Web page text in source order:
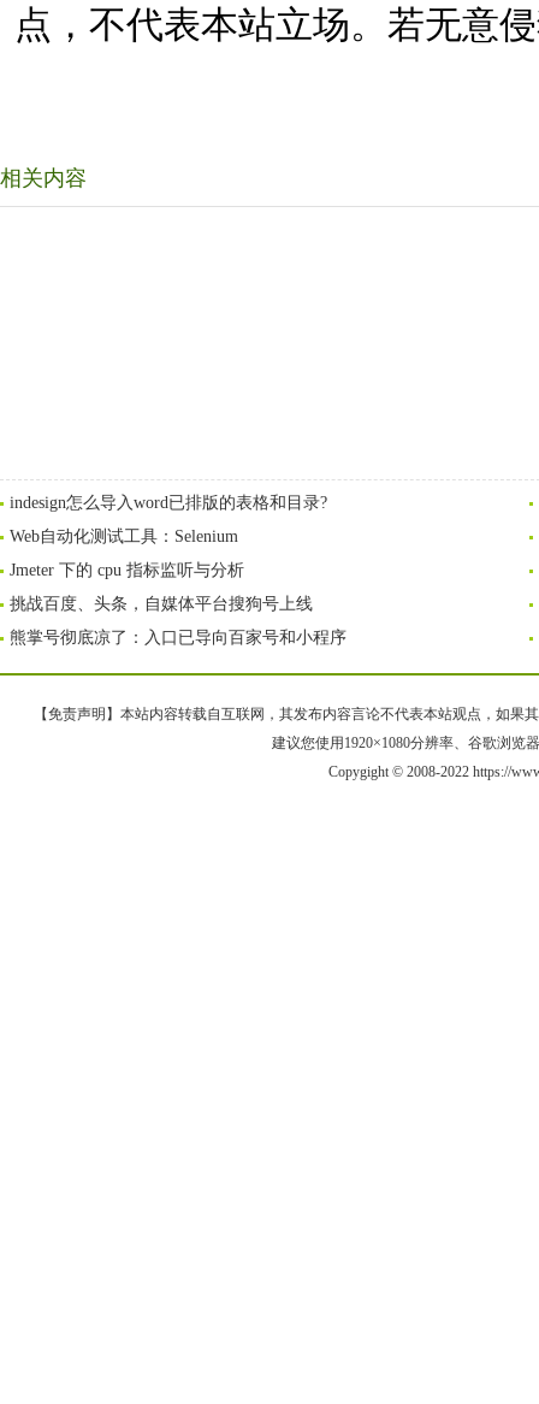
点，不代表本站立场。若无意
相关内容
indesign怎么导入word已排版的表格和目录?
Web自动化测试工具：Selenium
Jmeter 下的 cpu 指标监听与分析
挑战百度、头条，自媒体平台搜狗号上线
熊掌号彻底凉了：入口已导向百家号和小程序
【免责声明】本站内容转载自互联网，其发布内容言论不代表本站观点，如果
建议您使用1920×1080分辨率、谷歌浏览
Copygight © 2008-2022 https://